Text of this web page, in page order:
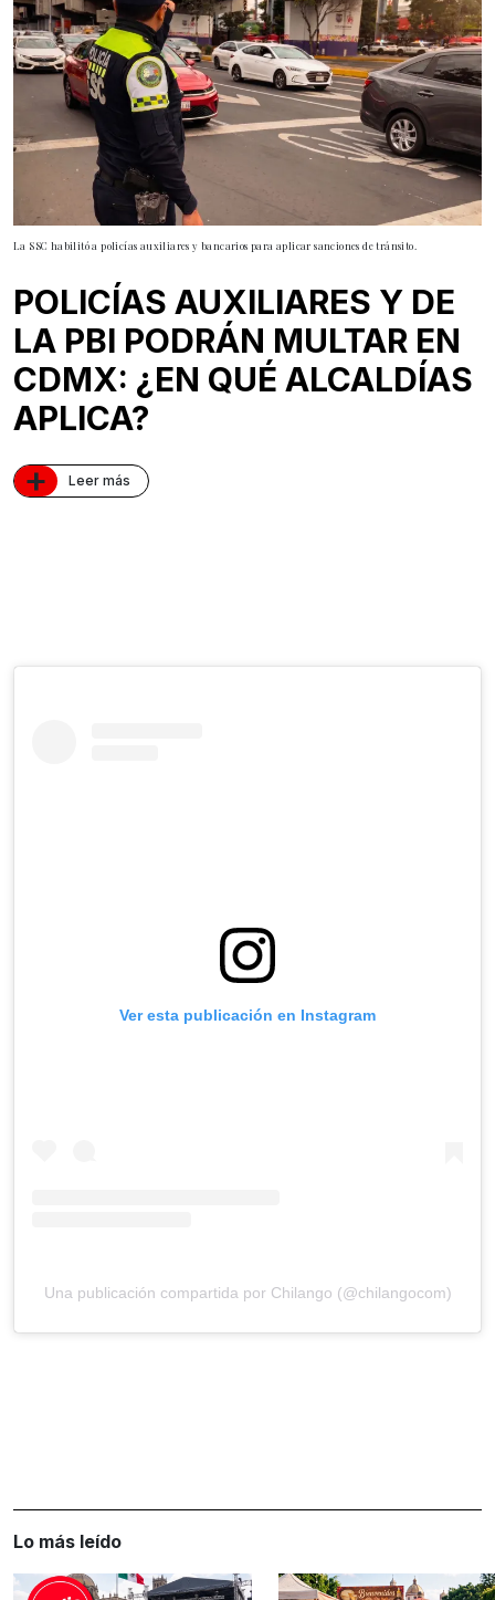
La SSC habilitó a policías auxiliares y bancarios para aplicar sanciones de tránsito.
POLICÍAS AUXILIARES Y DE
LA PBI PODRÁN MULTAR EN
CDMX: ¿EN QUÉ ALCALDÍAS
APLICA?
+ Leer más
Ver esta publicación en Instagram
Una publicación compartida por Chilango (@chilangocom)
Lo más leído